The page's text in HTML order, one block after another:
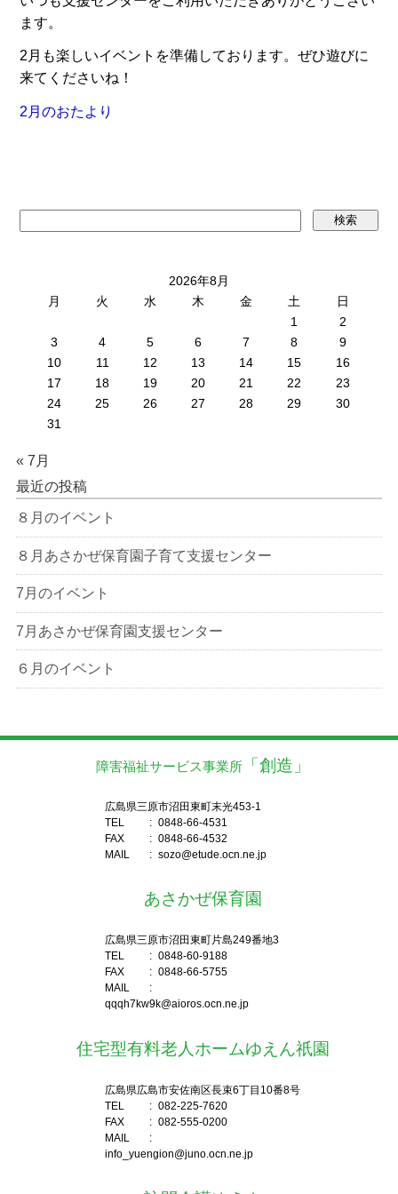
ます。
2月も楽しいイベントを準備しております。ぜひ遊びに
来てくださいね！
2月のおたより
2026年8月
月
火 水 木 金 土
日
1
2
3
4 5 6 7 8
9
10
11 12 13 14 15
16
17
18 19 20 21 22
23
24
25 26 27 28 29
30
31
« 7月
最近の投稿
８月のイベント
８月あさかぜ保育園子育て支援センター
7月のイベント
7月あさかぜ保育園支援センター
６月のイベント
障害福祉サービス事業所「創造」
広島県三原市沼田東町末光453-1
TEL
:
0848-66-4531
FAX
:
0848-66-4532
MAIL
: sozo@etude.ocn.ne.jp
あさかぜ保育園
広島県三原市沼田東町片島249番地3
TEL
:
0848-60-9188
FAX
:
0848-66-5755
MAIL
:
qqqh7kw9k@aioros.ocn.ne.jp
住宅型有料老人ホームゆえん祇園
広島県広島市安佐南区長束6丁目10番8号
TEL
:
082-225-7620
FAX
:
082-555-0200
MAIL
:
info_yuengion@juno.ocn.ne.jp